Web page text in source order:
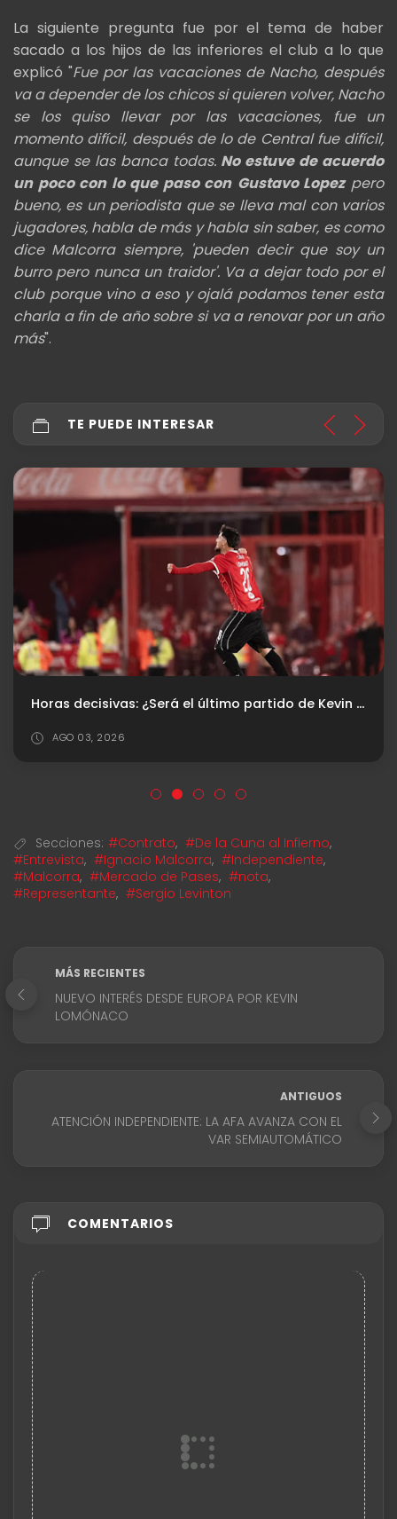
La siguiente pregunta fue por el tema de haber
sacado a los hijos de las inferiores el club a lo que
explicó "Fue por las vacaciones de Nacho, después
va a depender de los chicos si quieren volver, Nacho
se los quiso llevar por las vacaciones, fue un
momento difícil, después de lo de Central fue difícil,
aunque se las banca todas. No estuve de acuerdo
un poco con lo que paso con Gustavo Lopezpero
bueno, es un periodista que se lleva mal con varios
jugadores, habla de más y habla sin saber, es como
dice Malcorra siempre, 'pueden decir que soy un
burro pero nunca un traidor'. Va a dejar todo por el
club porque vino a eso y ojalá podamos tener esta
charla a fin de año sobre si va a renovar por un año
más".
TE PUEDE INTERESAR
Horas decisivas: ¿Será el último partido de Kevin Lomónaco en el Rojo?
AGO 03, 2026
Secciones: #Contrato, #De la Cuna al Infierno,
#Entrevista, #Ignacio Malcorra, #Independiente,
#Malcorra, #Mercado de Pases, #nota,
#Representante, #Sergio Levinton
MÁS RECIENTES
NUEVO INTERÉS DESDE EUROPA POR KEVIN
LOMÓNACO
ANTIGUOS
ATENCIÓN INDEPENDIENTE: LA AFA AVANZA CON EL
VAR SEMIAUTOMÁTICO
COMENTARIOS